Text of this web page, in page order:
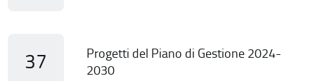
37
Progetti del Piano di Gestione 2024-
2030